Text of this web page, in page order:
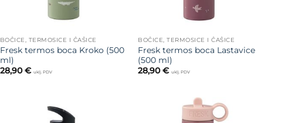
BOČICE, TERMOSICE I ČAŠICE
Fresk termos boca Kroko (500
ml)
28,90€ uklj. PDV
BOČICE, TERMOSICE I ČAŠICE
Fresk termos boca Lastavice
(500 ml)
28,90€ uklj. PDV